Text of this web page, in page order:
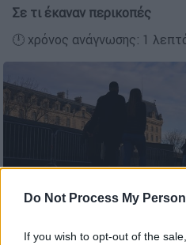
Do Not Process My
If you wish to opt-out of the
Σε τι έκαναν περικοπές
🕛 χρόνος ανάγνωσης: 1